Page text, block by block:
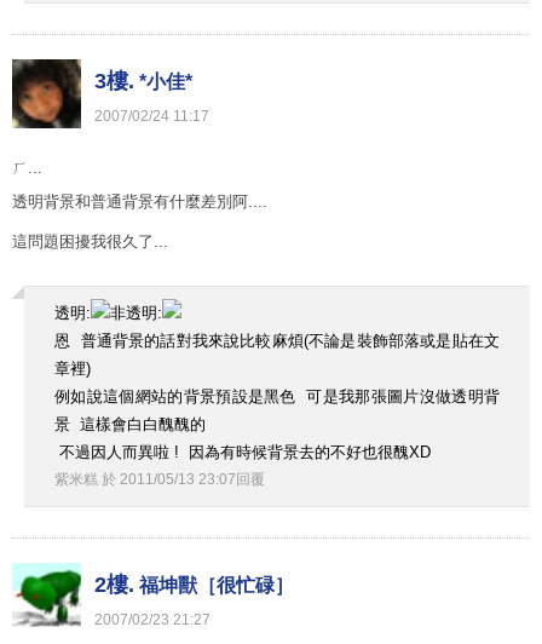
3樓. *小佳*
2007/02/24 11:17
ㄏ...
透明背景和普通背景有什麼差別阿....
這問題困擾我很久了...
透明:
非透明:
恩 普通背景的話對我來說比較麻煩(不論是裝飾部落或是貼在文
章裡)
例如說這個網站的背景預設是黑色 可是我那張圖片沒做透明背
景 這樣會白白醜醜的
不過因人而異啦 ! 因為有時候背景去的不好也很醜XD
紫米糕 於 2011/05/13 23:07 回覆
2樓. 福坤獸［很忙碌］
2007/02/23 21:27